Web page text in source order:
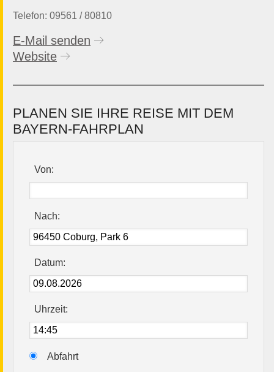
Telefon: 09561 / 80810
E-Mail senden
Website
PLANEN SIE IHRE REISE MIT DEM
BAYERN-FAHRPLAN
Von:
Nach:
Datum:
Uhrzeit:
Abfahrt